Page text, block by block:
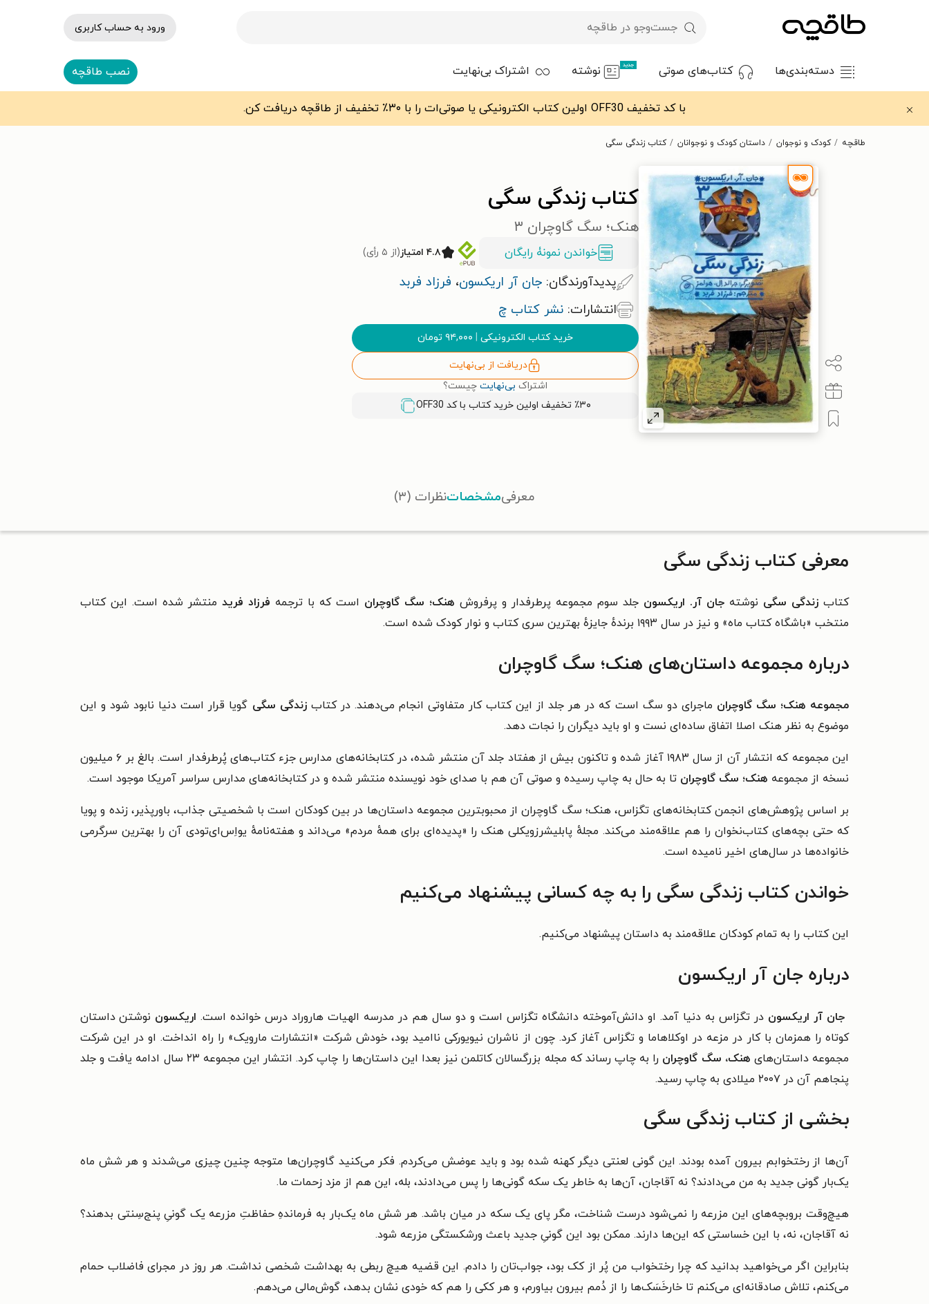
ورود به حساب کاربری
دسته‌بندی‌ها کتاب‌های صوتی جدید نوشته اشتراک بی‌نهایت نصب طاقچه
با کد تخفیف OFF30 اولین کتاب الکترونیکی یا صوتی‌ات را با ۳۰٪ تخفیف از طاقچه دریافت کن.
طاقچه کودک و نوجوان داستان کودک و نوجوانان کتاب زندگی سگی
کتاب زندگی سگی
هنک؛ سگ گاوچران ۳
خواندن نمونۀ رایگان ۴.۸ امتیاز (از ۵ رأی)
پدیدآورندگان: جان آر اریکسون، فرزاد فربد
انتشارات: نشر کتاب چ
خرید کتاب الکترونیکی | ۹۴,۰۰۰ تومان
دریافت از بی‌نهایت
اشتراک بی‌نهایت چیست؟
٪۳۰ تخفیف اولین خرید کتاب با کد
OFF30
معرفیمشخصاتنظرات (۳)
معرفی کتاب زندگی سگی
کتاب زندگی سگی نوشته جان آر. اریکسون جلد سوم مجموعه پرطرفدار و پرفروش هنک؛ سگ گاوچران است که با ترجمه فرزاد فرید منتشر شده است. این کتاب
منتخب «باشگاه کتاب ماه» و نیز در سال ۱۹۹۳ برندهٔ جایزهٔ بهترین سری کتاب و نوار کودک شده است.
درباره مجموعه داستان‌های هنک؛ سگ گاوچران
مجموعه هنک؛ سگ گاوچران ماجرای دو سگ است که در هر جلد از این کتاب کار متفاوتی انجام می‌دهند. در کتاب زندگی سگی گویا قرار است دنیا نابود شود و این
موضوع به نظر هنک اصلا اتفاق ساده‌ای نست و او باید دیگران را نجات دهد.
این مجموعه که انتشار آن از سال ۱۹۸۳ آغاز شده و تاکنون بیش از هفتاد جلد آن منتشر شده، در کتابخانه‌های مدارس جزء کتاب‌های پُرطرفدار است. بالغ بر ۶ میلیون
نسخه از مجموعه هنک؛ سگ گاوچران تا به حال به چاپ رسیده و صوتی آن هم با صدای خود نویسنده منتشر شده و در کتابخانه‌های مدارس سراسر آمریکا موجود است.
بر اساس پژوهش‌های انجمن کتابخانه‌های تگزاس، هنک؛ سگ گاوچران از محبوبترین مجموعه داستان‌ها در بین کودکان است با شخصیتی جذاب، باورپذیر، زنده و پویا
که حتی بچه‌های کتاب‌نخوان را هم علاقه‌مند می‌کند. مجلهٔ پابلیشرزویکلی هنک را «پدیده‌ای برای همهٔ مردم» می‌داند و هفته‌نامهٔ یواِس‌ای‌تودی آن را بهترین سرگرمی
خانواده‌ها در سال‌های اخیر نامیده است.
خواندن کتاب زندگی سگی را به چه کسانی پیشنهاد می‌کنیم
این کتاب را به تمام کودکان علاقه‌مند به داستان پیشنهاد می‌کنیم.
درباره جان آر اریکسون
جان آر اریکسون در تگزاس به دنیا آمد. او دانش‌آموخته دانشگاه تگزاس است و دو سال هم در مدرسه الهیات هاروراد درس خوانده است. اریکسون نوشتن داستان
کوتاه را همزمان با کار در مزعه در اوکلاهاما و تگزاس آغاز کرد. چون از ناشران نیویورکی ناامید بود، خودش شرکت «انتشارات مارویک» را راه انداخت. او در این شرکت
مجموعه داستان‌های هنک، سگ گاوچران
را به چاپ رساند که مجله بزرگسالان کاتلمن نیز بعدا این داستان‌ها را چاپ کرد. انتشار این مجموعه ۲۳ سال ادامه یافت و جلد
پنجاهم آن در ۲۰۰۷ میلادی به چاپ رسید.
بخشی از کتاب زندگی سگی
آن‌ها از رختخوابم بیرون آمده بودند. این گونی لعنتی دیگر کهنه شده بود و باید عوضش می‌کردم. فکر می‌کنید گاوچران‌ها متوجه چنین چیزی می‌شدند و هر شش ماه
یک‌بار گونی جدید به من می‌دادند؟ نه آقاجان، آن‌ها به خاطر یک سکه گونی‌ها را پس می‌دادند، بله، این هم از مزد زحمات ما.
هیچ‌وقت بروبچه‌های این مزرعه را نمی‌شود درست شناخت، مگر پای یک سکه در میان باشد. هر شش ماه یک‌بار به فرماندهِ حفاظتِ مزرعه یک گونیِ پنج‌سِنتی بدهند؟
نه آقاجان، نه، با این خساستی که این‌ها دارند. ممکن بود این گونیِ جدید باعث ورشکستگی مزرعه شود.
بنابراین اگر می‌خواهید بدانید که چرا رختخواب من پُر از کک بود، جواب‌تان را دادم. این قضیه هیچ ربطی به بهداشت شخصی نداشت. هر روز در مجرای فاضلاب حمام
می‌کنم، تلاش صادقانه‌ای می‌کنم تا خارخَسَک‌ها را از دُمم بیرون بیاورم، و هر ککی را هم که خودی نشان بدهد، گوش‌مالی می‌دهم.